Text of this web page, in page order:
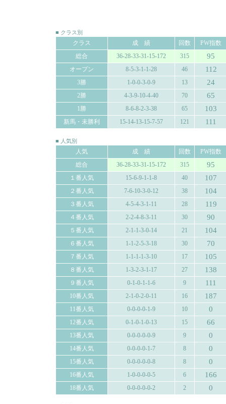
■ クラス別
クラス 成 績 回数
PW指数
総合
36-28-33-31-15-172 315 95
オープン 8-5-3-1-1-28 46 112
3勝 1-0-0-3-0-9 13 24
2勝 4-3-9-10-4-40 70 65
1勝 8-6-8-2-3-38 65 103
新馬・未勝利 15-14-13-15-7-57 121 111
■ 人気別
人気 成 績 回数
PW指数
総合
36-28-33-31-15-172 315 95
１番人気 15-6-9-1-1-8 40 107
２番人気 7-6-10-3-0-12 38 104
３番人気 4-5-4-3-1-11 28 119
４番人気 2-2-4-8-3-11 30 90
５番人気 2-1-1-3-0-14 21 104
６番人気 1-1-2-5-3-18 30 70
７番人気 1-1-1-1-3-10 17 105
８番人気 1-3-2-3-1-17 27 138
９番人気 0-1-0-1-1-6 9 111
10番人気 2-1-0-2-0-11 16 187
11番人気 0-0-0-0-1-9 10 0
12番人気 0-1-0-1-0-13 15 66
13番人気 0-0-0-0-0-9 9 0
14番人気 0-0-0-0-1-7 8 0
15番人気 0-0-0-0-0-8 8 0
16番人気 1-0-0-0-0-5 6 166
18番人気 0-0-0-0-0-2 2 0